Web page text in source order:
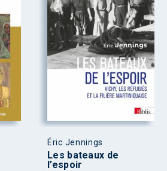
Éric Jennings
Les bateaux de
l’espoir